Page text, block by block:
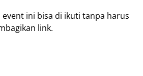
ini bisa di ikuti tanpa harus
link.